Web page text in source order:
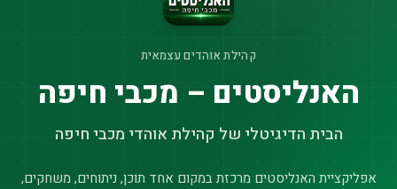
קהילת אוהדים עצמאית
האנליסטים – מכבי חיפה
הבית הדיגיטלי של קהילת אוהדי מכבי חיפה
אפליקציית האנליסטים מרכזת במקום אחד תוכן, ניתוחים, משחקים,